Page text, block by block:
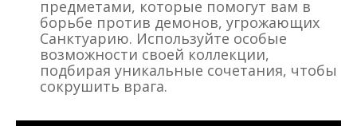
предметами, которые помогут вам в
борьбе против демонов, угрожающих
Санктуарию. Используйте особые
возможности своей коллекции,
подбирая уникальные сочетания, чтобы
сокрушить врага.